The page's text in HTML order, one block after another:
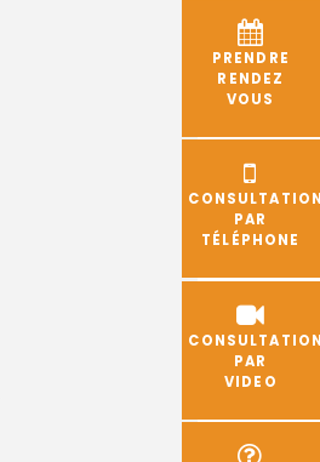
PRENDRE
RENDEZ
VOUS
PAR
TÉLÉPHONE
PAR
VIDEO